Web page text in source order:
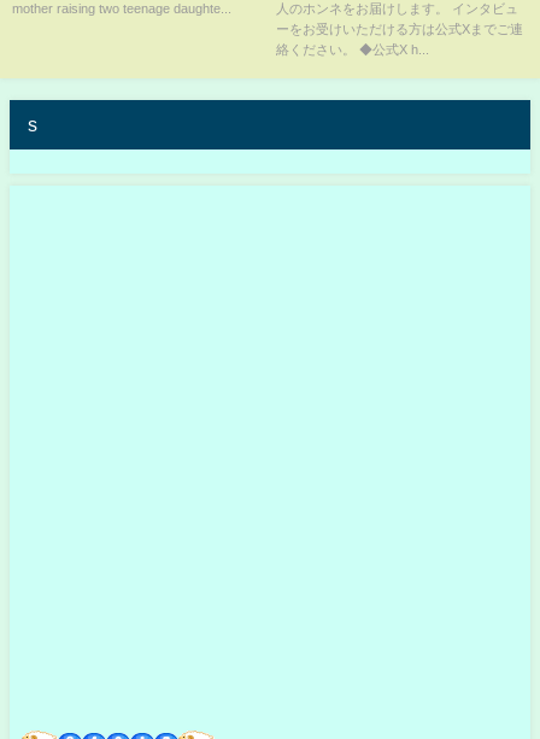
mother raising two teenage daughte...
ー
人のホンネをお届けします。 インタビュ
ーをお受けいただける方は公式Xまでご連
絡ください。 ◆公式X h...
s